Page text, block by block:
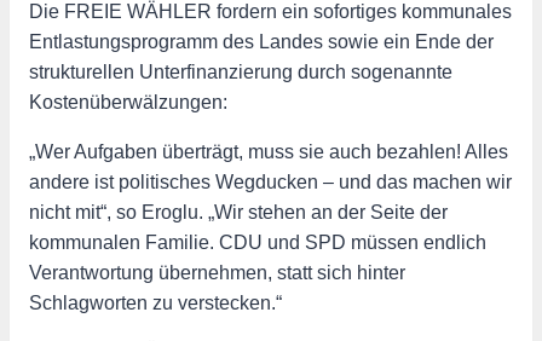
Die FREIE WÄHLER fordern ein sofortiges kommunales
Entlastungsprogramm des Landes sowie ein Ende der
strukturellen Unterfinanzierung durch sogenannte
Kostenüberwälzungen:
„Wer Aufgaben überträgt, muss sie auch bezahlen! Alles
andere ist politisches Wegducken – und das machen wir
nicht mit“, so Eroglu. „Wir stehen an der Seite der
kommunalen Familie. CDU und SPD müssen endlich
Verantwortung übernehmen, statt sich hinter
Schlagworten zu verstecken.“